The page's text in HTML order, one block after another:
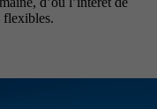
flexibles.